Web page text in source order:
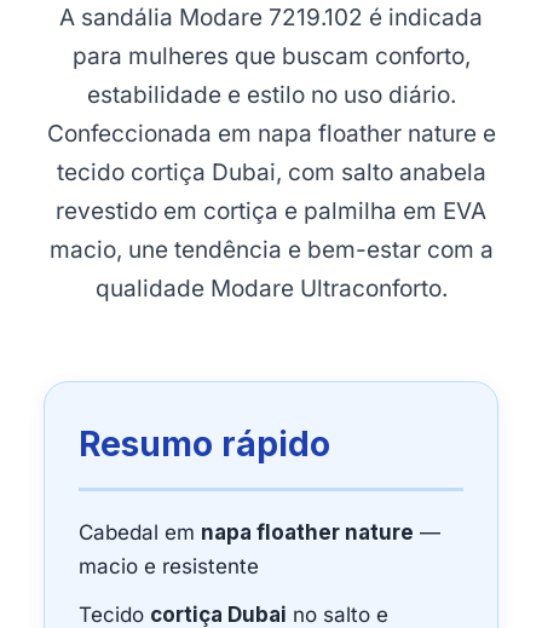
A sandália Modare 7219.102 é indicada
para mulheres que buscam conforto,
estabilidade e estilo no uso diário.
Confeccionada em napa floather nature e
tecido cortiça Dubai, com salto anabela
revestido em cortiça e palmilha em EVA
macio, une tendência e bem-estar com a
qualidade Modare Ultraconforto.
Resumo rápido
Cabedal em napa floather nature —
macio e resistente
Tecido cortiça Dubai no salto e